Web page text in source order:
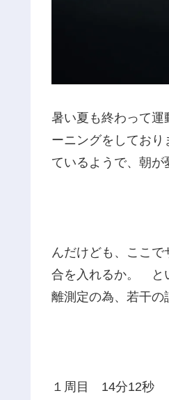
暑い夏も終わって運
ーニングをしてお
ているようで、朝が
んだけども、ここ
合を入れるか。 と
離測定の為、若干の
１周目 14分12秒